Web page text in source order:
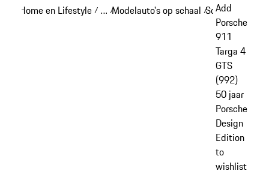
hoofdinhoud
Home en Lifestyle / …
Reveal collapsed breadcrumb items
/Modelauto's op schaal /Schaal 1:18
Add
Porsche
911
Targa 4
GTS
(992)
50 jaar
Porsche
Design
Edition
to
wishlist